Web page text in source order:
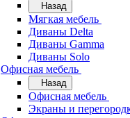
Назад
Мягкая мебель
Диваны Delta
Диваны Gamma
Диваны Solo
Офисная мебель
Назад
Офисная мебель
Экраны и